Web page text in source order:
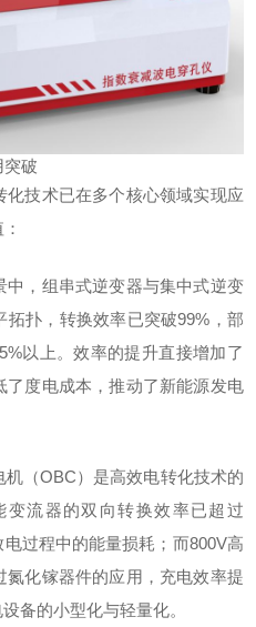
突破
技术已在多个核心领域实现应
，组串式逆变器与集中式逆变
扑，转换效率已突破99%，部
以上。效率的提升直接增加了
度电成本，推动了新能源发电
（OBC）是高效电转化技术的
流器的双向转换效率已超过
过程中的能量损耗；而800V高
化镓器件的应用，充电效率提
备的小型化与轻量化。